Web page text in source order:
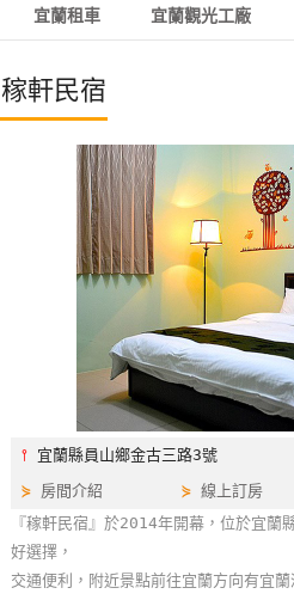
直接跟飯店訂房HOT
特
紅
你
玩
宜蘭租車 宜蘭觀光工廠
稼軒民宿
⫯ 宜蘭縣員山鄉金古三路3號
⋟ 房間介紹 ⋟線上訂房
『稼軒民宿』於2014年開幕，位於宜蘭
好選擇，
交通便利，附近景點前往宜蘭方向有宜